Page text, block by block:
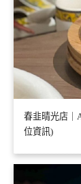
春韭晴光店｜
位資訊)